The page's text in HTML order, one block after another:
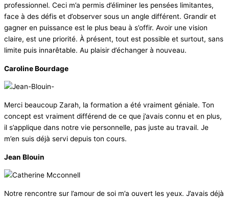
professionnel. Ceci m’a permis d’éliminer les pensées limitantes,
face à des défis et d’observer sous un angle différent. Grandir et
gagner en puissance est le plus beau à s’offir. Avoir une vision
claire, est une priorité. À présent, tout est possible et surtout, sans
limite puis innarêtable. Au plaisir d’échanger à nouveau.
Caroline Bourdage
Merci beaucoup Zarah, la formation a été vraiment géniale. Ton
concept est vraiment différend de ce que j’avais connu et en plus,
il s’applique dans notre vie personnelle, pas juste au travail. Je
m’en suis déjà servi depuis ton cours.
Jean Blouin
Notre rencontre sur l’amour de soi m’a ouvert les yeux. J’avais déjà